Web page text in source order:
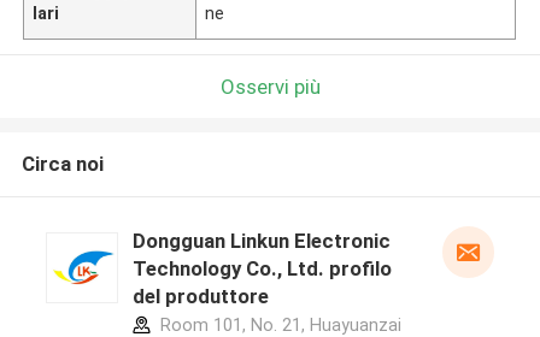
lari
ne
Osservi più
Circa noi
Dongguan Linkun Electronic
Technology Co., Ltd. profilo
del produttore
Room 101, No. 21, Huayuanzai